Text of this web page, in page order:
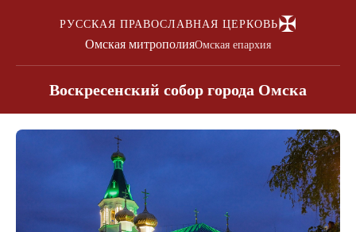
РУССКАЯ ПРАВОСЛАВНАЯ ЦЕРКОВЬ✠
Омская митрополияОмская епархия
Воскресенский собор города Омска